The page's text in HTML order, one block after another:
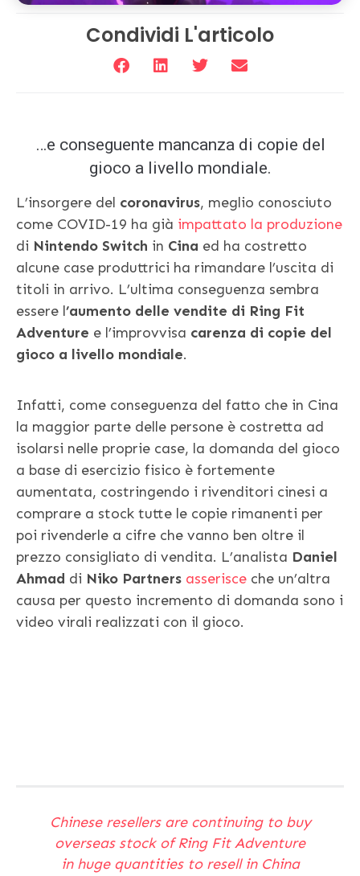
Condividi L'articolo
…e conseguente mancanza di copie del
gioco a livello mondiale.
L’insorgere del coronavirus, meglio conosciuto
come COVID-19 ha già impattato la produzione
di Nintendo Switch in Cina ed ha costretto
alcune case produttrici ha rimandare l’uscita di
titoli in arrivo. L’ultima conseguenza sembra
essere l’aumento delle vendite di Ring Fit
Adventure e l’improvvisa carenza di copie del
gioco a livello mondiale.
Infatti, come conseguenza del fatto che in Cina
la maggior parte delle persone è costretta ad
isolarsi nelle proprie case, la domanda del gioco
a base di esercizio fisico è fortemente
aumentata, costringendo i rivenditori cinesi a
comprare a stock tutte le copie rimanenti per
poi rivenderle a cifre che vanno ben oltre il
prezzo consigliato di vendita. L’analista Daniel
Ahmad di Niko Partners asserisce che un’altra
causa per questo incremento di domanda sono i
video virali realizzati con il gioco.
Chinese resellers are continuing to buy
overseas stock of Ring Fit Adventure
in huge quantities to resell in China